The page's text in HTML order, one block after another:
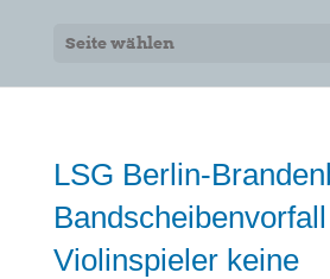
Seite wählen
LSG Berlin-
Violinspieler keine